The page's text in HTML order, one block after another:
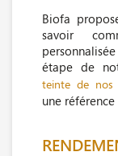
Biofa
savoir
étape de
teinte de nos
une référence